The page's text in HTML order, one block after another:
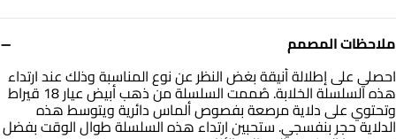
ملاحظات المصمم −
احصلي على إطلالة أنيقة بغض النظر عن نوع المناسبة وذلك عند ارتداء
هذه السلسلة الخلابة. صُممت السلسلة من ذهب أبيض عيار 18 قيراط
وتحتوي على دلاية مرصعة بفصوص ألماس دائرية ويتوسط هذه
الدلاية حجر بنفسجي. ستحبين ارتداء هذه السلسلة طوال الوقت بفضل